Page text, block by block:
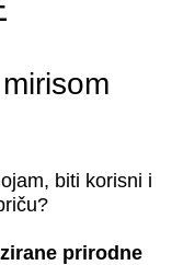
biti korisni i
prirodne